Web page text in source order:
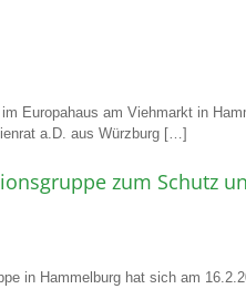
Europahaus am Viehmarkt in
a.D. aus Würzburg […]
zum Schutz
in Hammelburg hat sich am